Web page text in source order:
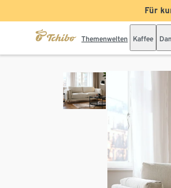
Für
Themenwelten Kaffee